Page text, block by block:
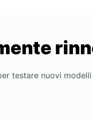
testare nuovi modelli